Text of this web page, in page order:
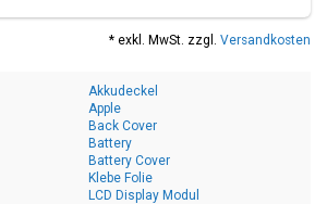
* exkl. MwSt. zzgl. Versandkosten
Akkudeckel
Apple
Back Cover
Battery
Battery Cover
Klebe Folie
LCD Display Modul